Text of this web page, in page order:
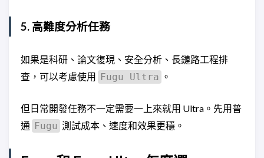
5. 高難度分析任務
如果是科研、論文復現、安全分析、長鏈路工程排
查，可以考慮使用 Fugu Ultra 。
但日常開發任務不一定需要一上來就用 Ultra。先用普
通 Fugu 測試成本、速度和效果更穩。